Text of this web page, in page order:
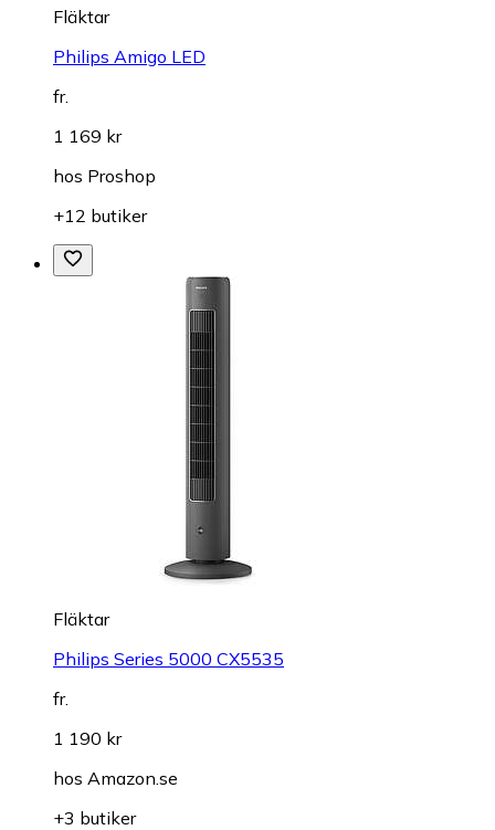
Fläktar
Philips Amigo LED
fr.
1 169 kr
hos Proshop
+12 butiker
Fläktar
Philips Series 5000 CX5535
fr.
1 190 kr
hos Amazon.se
+3 butiker